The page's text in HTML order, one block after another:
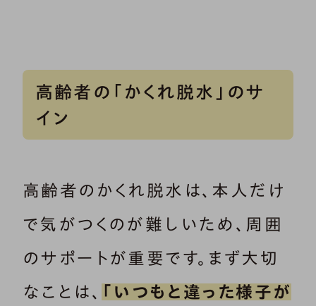
高齢者の「かくれ脱水」のサ
イン
高齢者のかくれ脱水は、本人だけ
で気がつくのが難しいため、周囲
のサポートが重要です。まず大切
なことは、 「いつもと違った様子が